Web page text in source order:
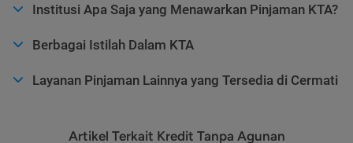
Institusi Apa Saja yang Menawarkan Pinjaman KTA?
Berbagai Istilah Dalam KTA
Layanan Pinjaman Lainnya yang Tersedia di Cermati
Artikel Terkait Kredit Tanpa Agunan